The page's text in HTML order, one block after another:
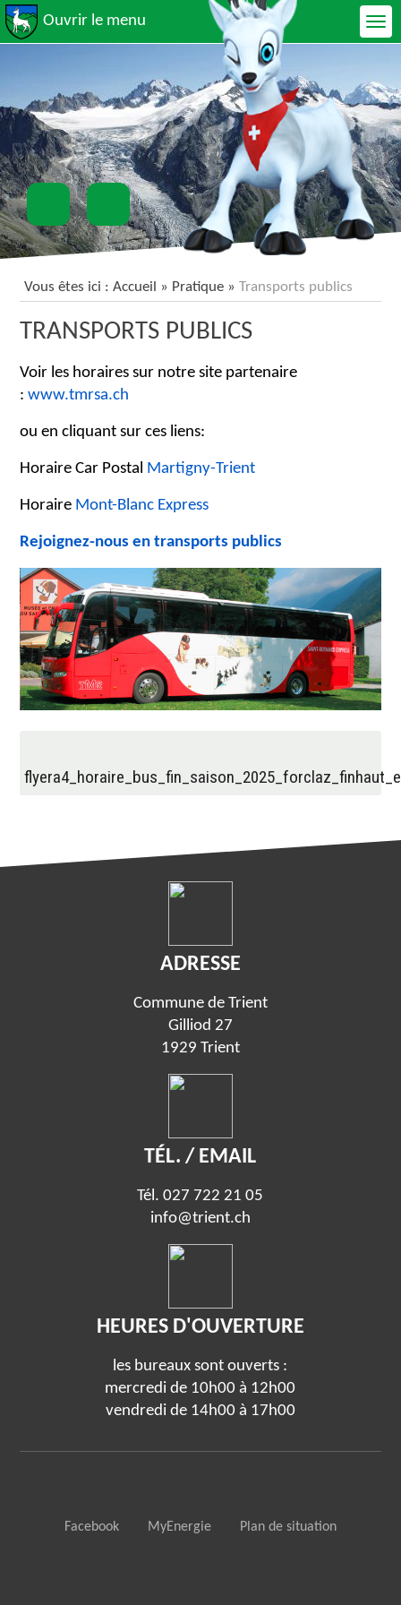
Ouvrir le menu
Vous êtes ici :Accueil » Pratique »Transports publics
TRANSPORTS PUBLICS
Voir les horaires sur notre site partenaire
:www.tmrsa.ch
ou en cliquant sur ces liens:
Horaire Car Postal Martigny-Trient
Horaire Mont-Blanc Express
Rejoignez-nous en transports publics
ADRESSE
Commune de Trient
Gilliod 27
1929 Trient
TÉL. / EMAIL
Tél.027 722 21 05
info@trient.ch
HEURES D'OUVERTURE
les bureaux sont ouverts :
mercredi de 10h00 à 12h00
vendredi de 14h00 à 17h00
Facebook MyEnergie Plan de situation